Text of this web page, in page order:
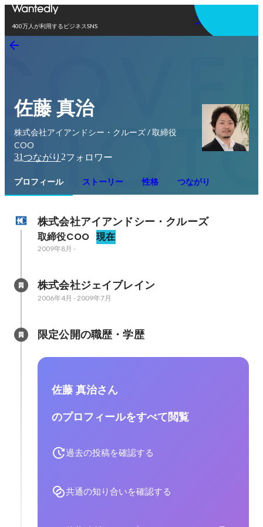
400万人が利用するビジネスSNS
アプリを使う
佐藤 真治
株式会社アイアンドシー・クルーズ / 取締役
COO
31つながり 2フォロワー
プロフィール ストーリー 性格 つながり
株式会社アイアンドシー・クルーズ
取締役COO 現在
2009年8月 -
株式会社ジェイブレイン
2006年4月 -2009年7月
限定公開の職歴・学歴
佐藤 真治さん
のプロフィールをすべて閲覧
過去の投稿を確認する
共通の知り合いを確認する